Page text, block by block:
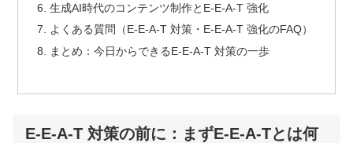
生成AI時代のコンテンツ制作とE-E-A-T 強化
よくある質問（E-E-A-T 対策・E-E-A-T 強化のFAQ）
まとめ：今日からできるE-E-A-T 対策の一歩
E-E-A-T 対策の前に：まずE-E-A-Tとは何